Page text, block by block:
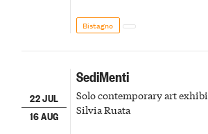
Bistagno
22 JUL
16 AUG
SediMenti
Solo contemporary art
Silvia Ruata